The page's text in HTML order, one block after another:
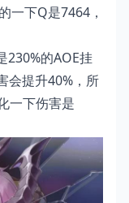
一下Q是7464，
230%的AOE挂
会提升40%，所
一下伤害是